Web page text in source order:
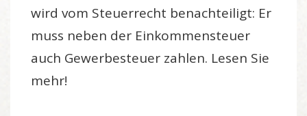
wird vom Steuerrecht benachteiligt: Er
muss neben der Einkommensteuer
auch Gewerbesteuer zahlen. Lesen Sie
mehr!